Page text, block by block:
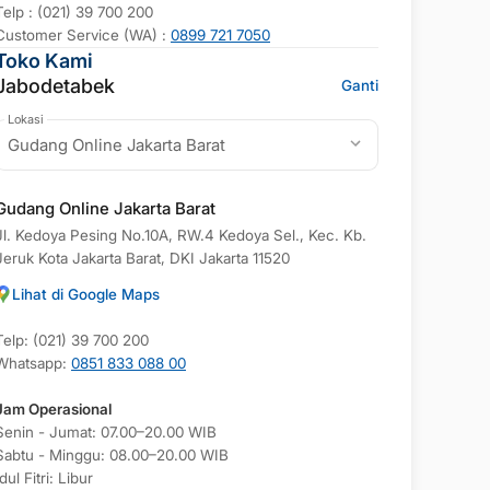
: (021) 39 700 200
Service (WA) : 0899 721 7050
Kami
Ganti
Lokasi
Gudang Online Jakarta Barat
Online Jakarta Barat
Kedoya Pesing No.10A, RW.4 Kedoya Sel., Kec. Kb.
Kota Jakarta Barat, DKI Jakarta 11520
Lihat di Google Maps
(021) 39 700 200
0851 833 088 00
Operasional
- Jumat: 07.00–20.00 WIB
- Minggu: 08.00–20.00 WIB
Fitri: Libur